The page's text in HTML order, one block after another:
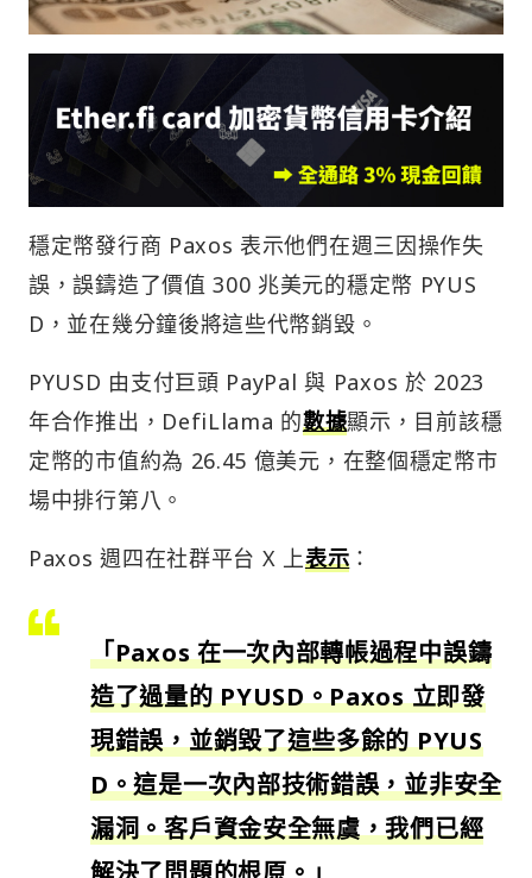
穩定幣發行商 Paxos 表示他們在週三因操作失
誤，誤鑄造了價值 300 兆美元的穩定幣 PYUS
D，並在幾分鐘後將這些代幣銷毀。
PYUSD 由支付巨頭 PayPal 與 Paxos 於 2023
年合作推出，DefiLlama 的數據顯示，目前該穩
定幣的市值約為 26.45 億美元，在整個穩定幣市
場中排行第八。
Paxos 週四在社群平台 X 上表示 ：
「Paxos 在一次內部轉帳過程中誤鑄
造了過量的 PYUSD。Paxos 立即發
現錯誤，並銷毀了這些多餘的 PYUS
D。這是一次內部技術錯誤，並非安全
漏洞。客戶資金安全無虞，我們已經